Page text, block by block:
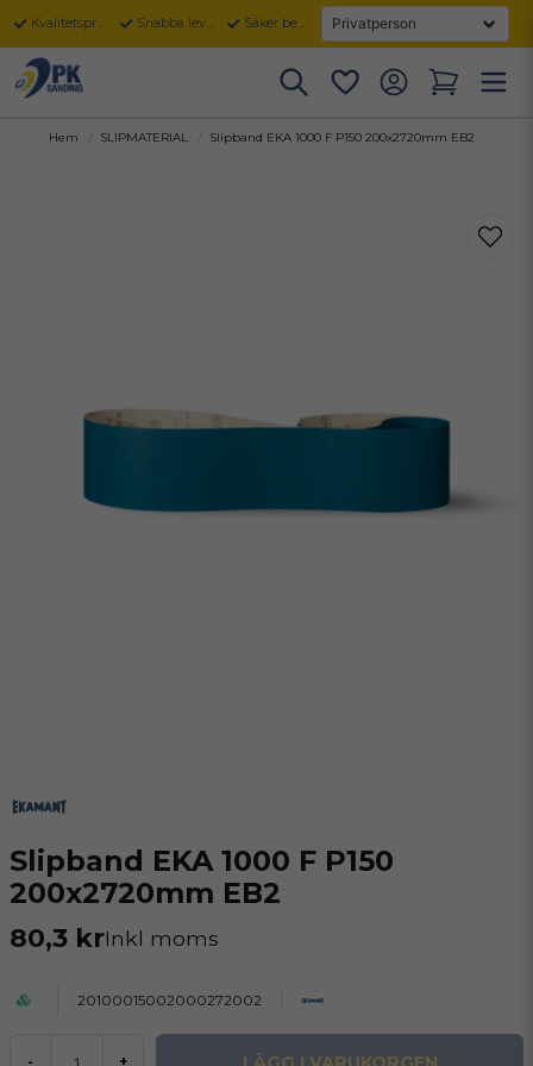
Kvalitetsprodukter Snabba leveranser Säker betalning
Hem SLIPMATERIAL Slipband EKA 1000 F P150 200x2720mm EB2
Slipband EKA 1000 F P150
200x2720mm EB2
80,3 krInkl moms
20100015002000272002
- +